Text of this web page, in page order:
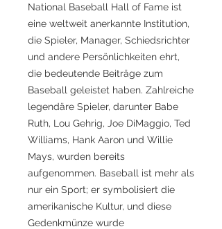
National Baseball Hall of Fame ist
eine weltweit anerkannte Institution,
die Spieler, Manager, Schiedsrichter
und andere Persönlichkeiten ehrt,
die bedeutende Beiträge zum
Baseball geleistet haben. Zahlreiche
legendäre Spieler, darunter Babe
Ruth, Lou Gehrig, Joe DiMaggio, Ted
Williams, Hank Aaron und Willie
Mays, wurden bereits
aufgenommen. Baseball ist mehr als
nur ein Sport; er symbolisiert die
amerikanische Kultur, und diese
Gedenkmünze wurde